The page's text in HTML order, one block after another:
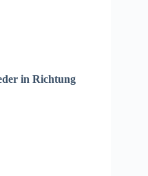
in Richtung